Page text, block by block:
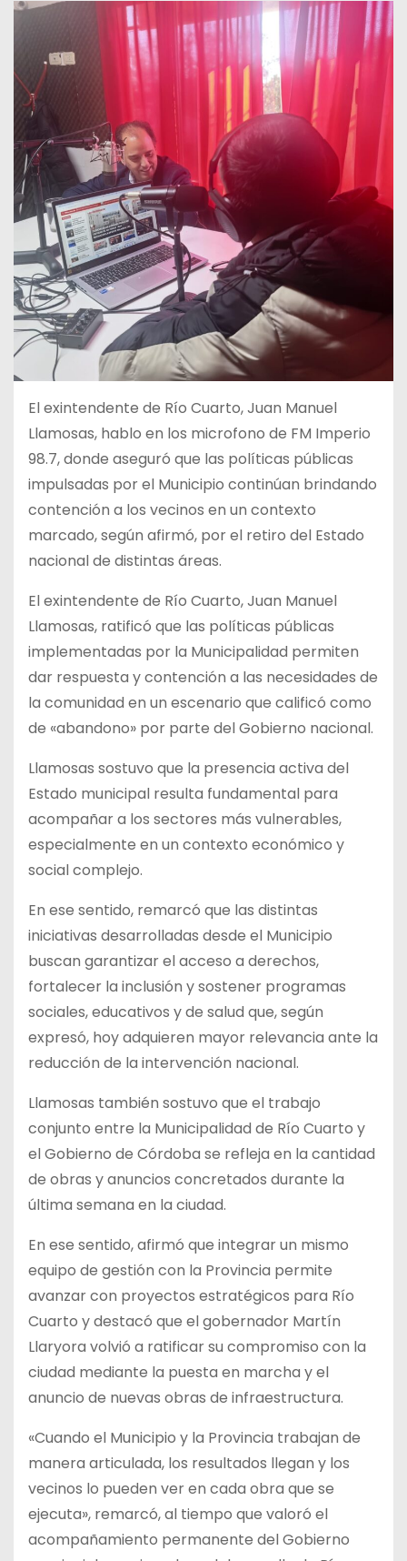
El exintendente de Río Cuarto, Juan Manuel
Llamosas, hablo en los microfono de FM Imperio
98.7, donde aseguró que las políticas públicas
impulsadas por el Municipio continúan brindando
contención a los vecinos en un contexto
marcado, según afirmó, por el retiro del Estado
nacional de distintas áreas.
El exintendente de Río Cuarto, Juan Manuel
Llamosas, ratificó que las políticas públicas
implementadas por la Municipalidad permiten
dar respuesta y contención a las necesidades de
la comunidad en un escenario que calificó como
de «abandono» por parte del Gobierno nacional.
Llamosas sostuvo que la presencia activa del
Estado municipal resulta fundamental para
acompañar a los sectores más vulnerables,
especialmente en un contexto económico y
social complejo.
En ese sentido, remarcó que las distintas
iniciativas desarrolladas desde el Municipio
buscan garantizar el acceso a derechos,
fortalecer la inclusión y sostener programas
sociales, educativos y de salud que, según
expresó, hoy adquieren mayor relevancia ante la
reducción de la intervención nacional.
Llamosas también sostuvo que el trabajo
conjunto entre la Municipalidad de Río Cuarto y
el Gobierno de Córdoba se refleja en la cantidad
de obras y anuncios concretados durante la
última semana en la ciudad.
En ese sentido, afirmó que integrar un mismo
equipo de gestión con la Provincia permite
avanzar con proyectos estratégicos para Río
Cuarto y destacó que el gobernador Martín
Llaryora volvió a ratificar su compromiso con la
ciudad mediante la puesta en marcha y el
anuncio de nuevas obras de infraestructura.
«Cuando el Municipio y la Provincia trabajan de
manera articulada, los resultados llegan y los
vecinos lo pueden ver en cada obra que se
ejecuta», remarcó, al tiempo que valoró el
acompañamiento permanente del Gobierno